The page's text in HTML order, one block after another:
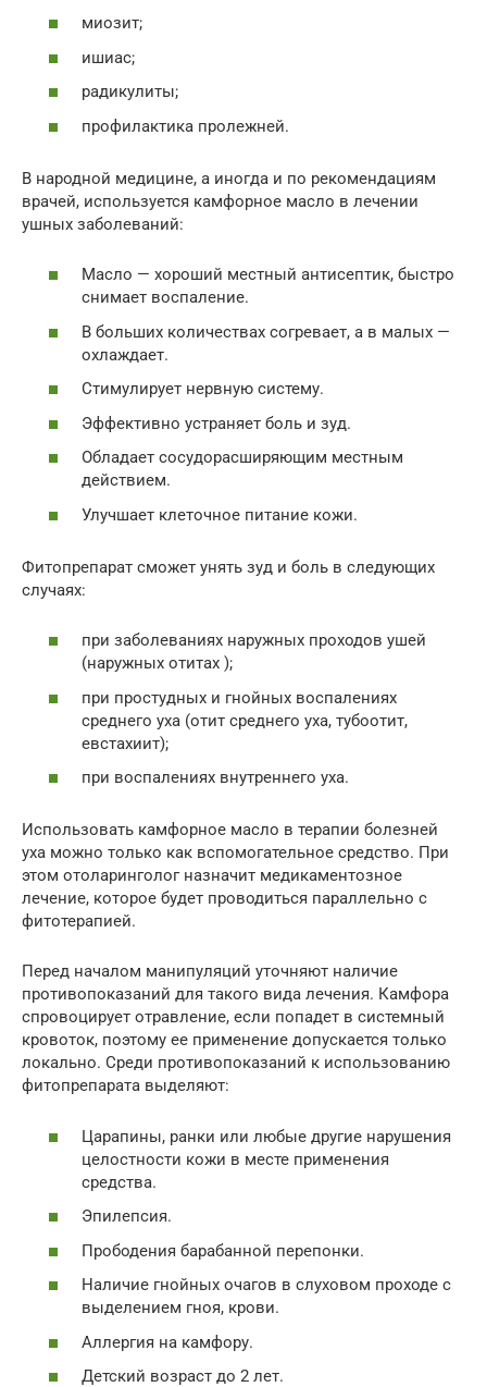
миозит;
ишиас;
радикулиты;
профилактика пролежней.
В народной медицине, а иногда и по рекомендациям
врачей, используется камфорное масло в лечении
ушных заболеваний:
Масло — хороший местный антисептик, быстро
снимает воспаление.
В больших количествах согревает, а в малых —
охлаждает.
Стимулирует нервную систему.
Эффективно устраняет боль и зуд.
Обладает сосудорасширяющим местным
действием.
Улучшает клеточное питание кожи.
Фитопрепарат сможет унять зуд и боль в следующих
случаях:
при заболеваниях наружных проходов ушей
(наружных отитах );
при простудных и гнойных воспалениях
среднего уха (отит среднего уха, тубоотит,
евстахиит);
при воспалениях внутреннего уха.
Использовать камфорное масло в терапии болезней
уха можно только как вспомогательное средство. При
этом отоларинголог назначит медикаментозное
лечение, которое будет проводиться параллельно с
фитотерапией.
Перед началом манипуляций уточняют наличие
противопоказаний для такого вида лечения. Камфора
спровоцирует отравление, если попадет в системный
кровоток, поэтому ее применение допускается только
локально. Среди противопоказаний к использованию
фитопрепарата выделяют:
Царапины, ранки или любые другие нарушения
целостности кожи в месте применения
средства.
Эпилепсия.
Прободения барабанной перепонки.
Наличие гнойных очагов в слуховом проходе с
выделением гноя, крови.
Аллергия на камфору.
Детский возраст до 2 лет.